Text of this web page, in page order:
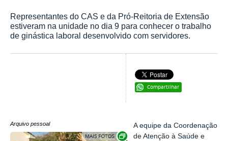
Representantes do CAS e da Pró-Reitoria de Extensão
estiveram na unidade no dia 9 para conhecer o trabalho
de ginástica laboral desenvolvido com servidores.
Compartilhar
Exibir carrossel de imagens
Arquivo pessoal
A equipe da Coordenação
de Atenção à Saúde e